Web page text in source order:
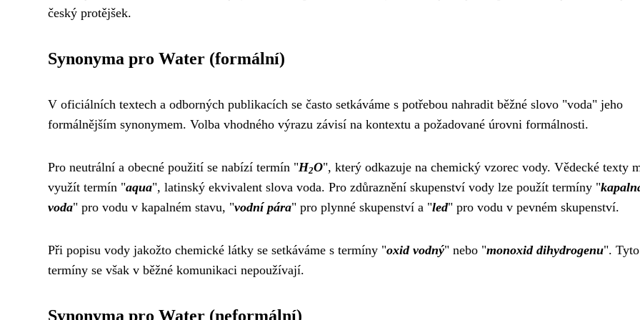
český protějšek.
Synonyma pro Water (formální)
V oficiálních textech a odborných publikacích se často setkáváme s potřebou nahradit běžné slovo "voda" jeho
formálnějším synonymem. Volba vhodného výrazu závisí na kontextu a požadované úrovni formálnosti.
Pro neutrální a obecné použití se nabízí termín "H2O", který odkazuje na chemický vzorec vody. Vědecké texty
využít termín "aqua", latinský ekvivalent slova voda. Pro zdůraznění skupenství vody lze použít termíny "
voda" pro vodu v kapalném stavu, "vodní pára" pro plynné skupenství a "led" pro vodu v pevném skupenství.
Při popisu vody jakožto chemické látky se setkáváme s termíny "oxid vodný" nebo "monoxid dihydrogenu". Tyto
termíny se však v běžné komunikaci nepoužívají.
Synonyma pro Water (neformální)